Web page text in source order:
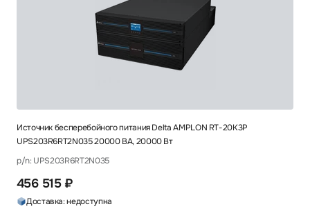
Источник бесперебойного питания Delta AMPLON RT-20K3P
UPS203R6RT2N035 20000 ВА, 20000 Вт
p/n: UPS203R6RT2N035
456 515 ₽
Доставка: недоступна